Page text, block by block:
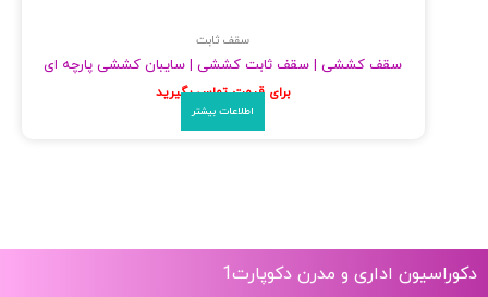
سقف ثابت
سقف کششی | سقف ثابت کششی | سایبان کششی پارچه ای
برای قیمت تماس بگیرید
اطلاعات بیشتر
اداری و مدرن دکوپارت1